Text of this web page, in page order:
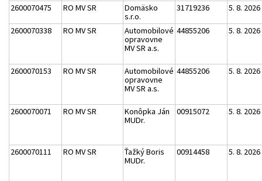
2600070475 RO MV SR
Domäsko
s.r.o.
31719236 5. 8. 2026
2600070338 RO MV SR
Automobilové
opravovne
MV SR a.s.
44855206 5. 8. 2026
2600070153 RO MV SR
Automobilové
opravovne
MV SR a.s.
44855206 5. 8. 2026
2600070071 RO MV SR
Konôpka Ján
MUDr.
00915072 5. 8. 2026
2600070111 RO MV SR
Ťažký Boris
MUDr.
00914458 5. 8. 2026